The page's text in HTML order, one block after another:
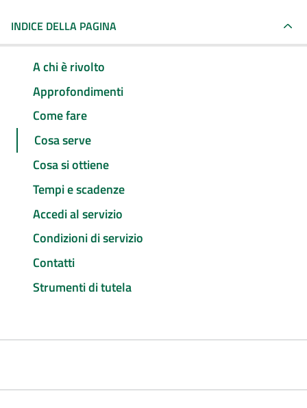
INDICE DELLA PAGINA
A chi è rivolto
Approfondimenti
Come fare
Cosa serve
Cosa si ottiene
Tempi e scadenze
Accedi al servizio
Condizioni di servizio
Contatti
Strumenti di tutela